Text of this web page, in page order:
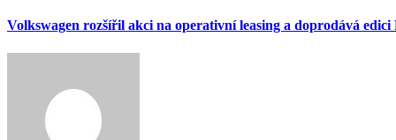
Volkswagen rozšířil akci na operativní leasing a doprodává edici